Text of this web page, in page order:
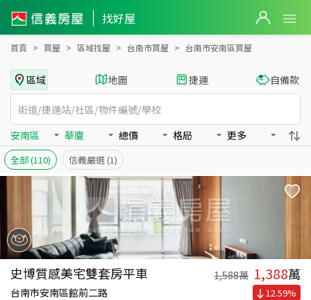
找好屋
台南市安南區買房：華廈房屋物件出售、房價分析
首頁 買屋 區域找屋 台南市買屋 台南市安南區買屋
區域 地圖 捷運 自備款
安南區 華廈 總價 格局 更多
全部(110) 信義嚴選 (1)
史博質感美宅雙套房平車 1,588萬 1,388萬
台南市安南區館前二路
12.59%